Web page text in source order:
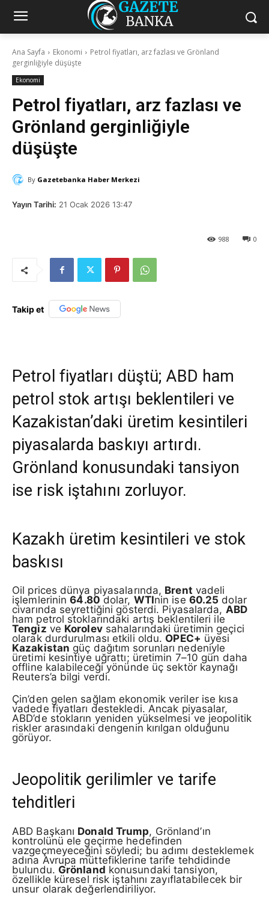
Ana Sayfa Ekonomi
Petrol fiyatları, arz fazlası ve Grönland
gerginliğiyle düşüşte
Ekonomi
Petrol fiyatları, arz fazlası ve
Grönland gerginliğiyle
düşüşte
By Gazetebanka Haber Merkezi
Yayın Tarihi: 21 Ocak 2026 13:47
0
988
Takip et
Petrol fiyatları düştü; ABD ham
petrol stok artışı beklentileri ve
Kazakistan’daki üretim kesintileri
piyasalarda baskıyı artırdı.
Grönland konusundaki tansiyon
ise risk iştahını zorluyor.
Kazakh üretim kesintileri ve stok
baskısı
Oil prices dünya piyasalarında, Brent vadeli
işlemlerinin64.80 dolar, WTInin ise 60.25 dolar
civarında seyrettiğini gösterdi. Piyasalarda, ABD
ham petrol stoklarındaki artış beklentileri ile
Tengiz ve Korolevsahalarındaki üretimin geçici
olarak durdurulması etkili oldu. OPEC+ üyesi
Kazakistan güç dağıtım sorunları nedeniyle
üretimi kesintiye uğrattı; üretimin 7–10 gün daha
offline kalabileceği yönünde üç sektör kaynağı
Reuters’a bilgi verdi.
Çin’den gelen sağlam ekonomik veriler ise kısa
vadede fiyatları destekledi. Ancak piyasalar,
ABD’de stokların yeniden yükselmesi ve jeopolitik
riskler arasındaki dengenin kırılgan olduğunu
görüyor.
Jeopolitik gerilimler ve tarife
tehditleri
ABD Başkanı Donald Trump, Grönland’ın
kontrolünü ele geçirme hedefinden
vazgeçmeyeceğini söyledi; bu adımı desteklemek
adına Avrupa müttefiklerine tarife tehdidinde
bulundu. Grönland konusundaki tansiyon,
özellikle küresel risk iştahını zayıflatabilecek bir
unsur olarak değerlendiriliyor.